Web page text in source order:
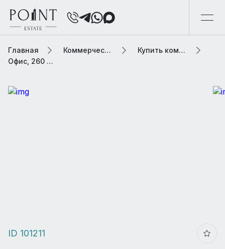
Главная Коммерческая элитная недвижимость
Купить коммерческую недвижимость
Офис, 260 м2 В бизнес центре «Дербеневская набережная, 11»
ID 101211